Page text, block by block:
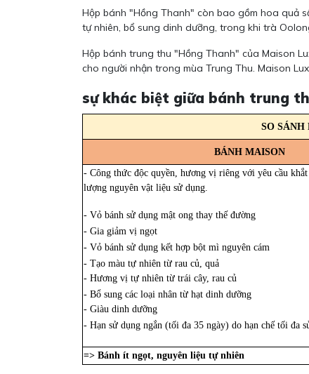
Hộp bánh "Hồng Thanh" còn bao gồm hoa quả
tự nhiên, bổ sung dinh dưỡng, trong khi trà
Hộp bánh trung thu "Hồng Thanh" của Maison
cho người nhận trong mùa Trung Thu. Maison
sự khác biệt giữa bánh trung
SO
BÁNH MAISON
- Công thức độc quyền, hương vị riêng với yêu cầu
lượng nguyên vật liệu sử dụng.
- Vỏ bánh sử dụng mật ong thay thế đường
- Gia giảm vị ngọt
- Vỏ bánh sử dụng kết hợp bột mì nguyên cám
- Tạo màu tự nhiên từ rau củ, quả
- Hương vị tự nhiên từ trái cây, rau củ
- Bổ sung các loại nhân từ hạt dinh dưỡng
- Giàu dinh dưỡng
- Hạn sử dụng ngắn (tối đa 35 ngày) do hạn chế tối đa
=> Bánh ít ngọt, nguyên liệu tự nhiên